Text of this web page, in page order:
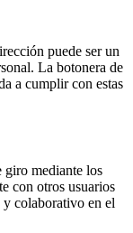
puede ser un
La botonera de
a cumplir con estas
giro mediante los
con otros usuarios
colaborativo en el